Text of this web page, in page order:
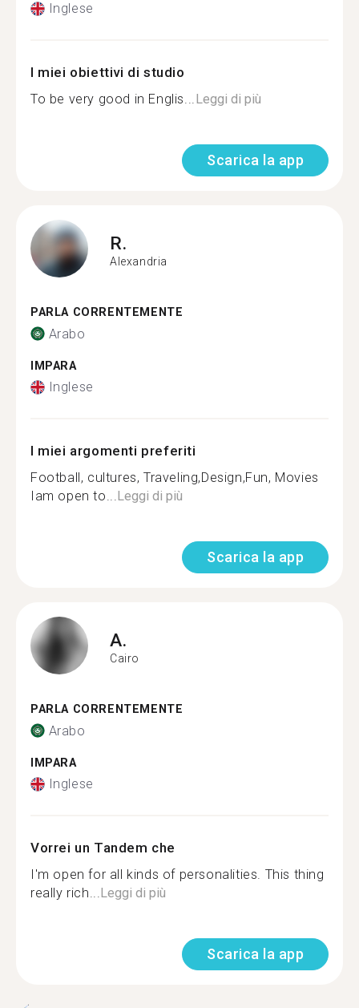
Inglese
I miei obiettivi di studio
To be very good in Englis...Leggi di più
Scarica la app
R.
Alexandria
PARLA CORRENTEMENTE
Arabo
IMPARA
Inglese
I miei argomenti preferiti
Football, cultures, Traveling,Design,Fun, Movies
Iam open to...Leggi di più
Scarica la app
A.
Cairo
PARLA CORRENTEMENTE
Arabo
IMPARA
Inglese
Vorrei un Tandem che
I'm open for all kinds of personalities. This thing
really rich...Leggi di più
Scarica la app